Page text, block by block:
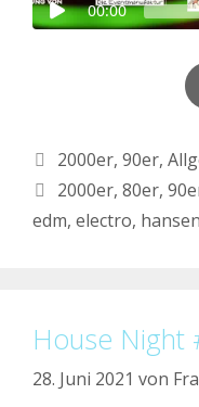
Kategorien
2000er, 90er,
Schlagwörter
2000er, 80er,
edm, electro, hansen
House Night
28. Juni 2021 von